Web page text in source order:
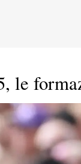
le